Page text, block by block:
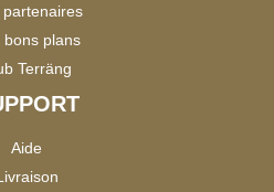
partenaires
bons plans
Terräng
Aide